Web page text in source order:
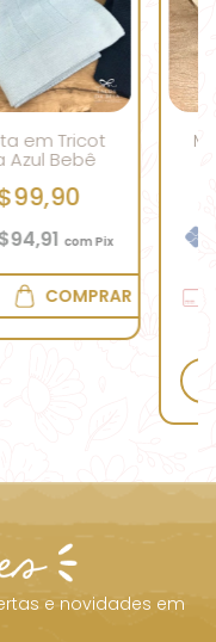
em Tricot
Azul Bebê
com Pix
COMPRAR
e novidades em